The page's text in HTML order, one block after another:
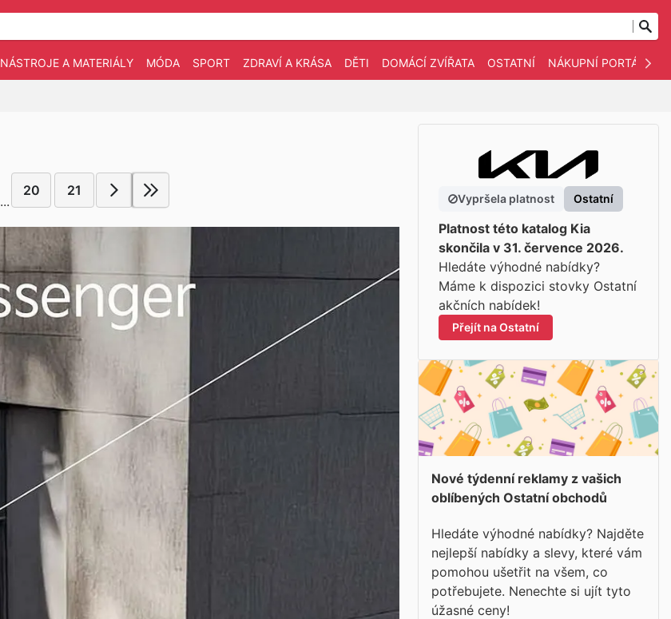
NÁSTROJE A MATERIÁLY MÓDA SPORT ZDRAVÍ A KRÁSA DĚTI DOMÁCÍ ZVÍŘATA OSTATNÍ NÁKUPNÍ PORTÁLY
...
20 21
Vypršela platnost Ostatní
Platnost této katalog Kia
skončila v 31. července 2026.
Hledáte výhodné nabídky?
Máme k dispozici stovky Ostatní
akčních nabídek!
Přejít na Ostatní
Nové týdenní reklamy z vašich
oblíbených Ostatní obchodů
Hledáte výhodné nabídky? Najděte
nejlepší nabídky a slevy, které vám
pomohou ušetřit na všem, co
potřebujete. Nenechte si ujít tyto
úžasné ceny!